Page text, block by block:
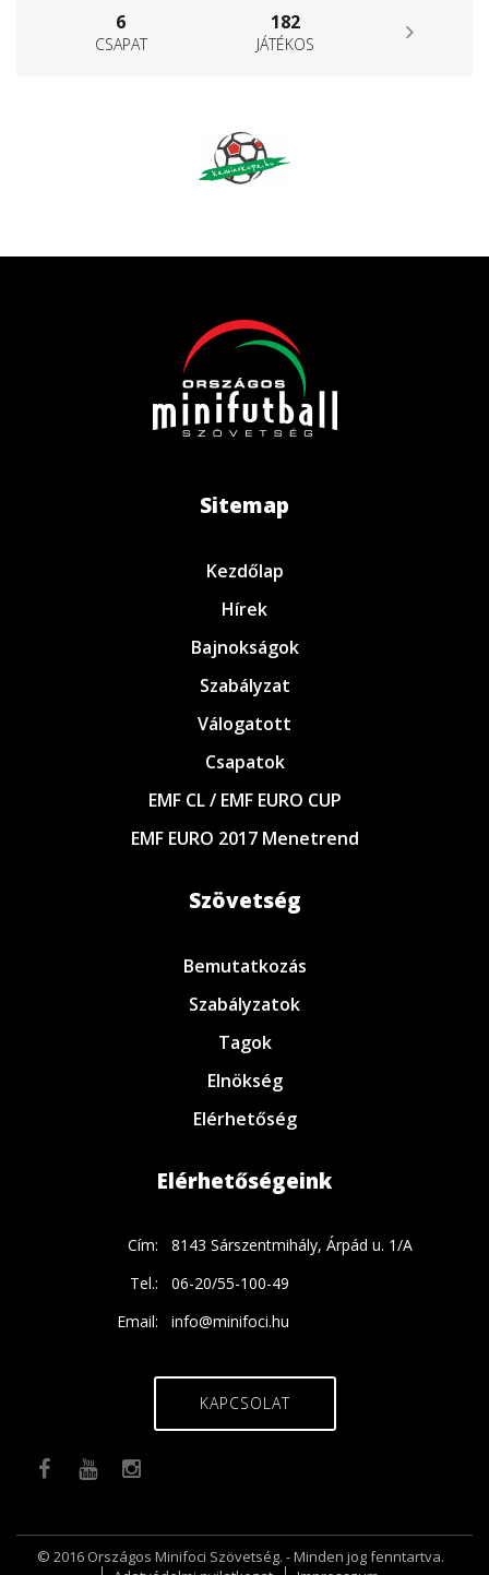
6
CSAPAT
182
JÁTÉKOS
Sitemap
Kezdőlap
Hírek
Bajnokságok
Szabályzat
Válogatott
Csapatok
EMF CL / EMF EURO CUP
EMF EURO 2017 Menetrend
Szövetség
Bemutatkozás
Szabályzatok
Tagok
Elnökség
Elérhetőség
Elérhetőségeink
Cím:
8143 Sárszentmihály, Árpád u. 1/A
Tel.:
06-20/55-100-49
Email:
info@minifoci.hu
KAPCSOLAT
© 2016 Országos Minifoci Szövetség. - Minden jog fenntartva.